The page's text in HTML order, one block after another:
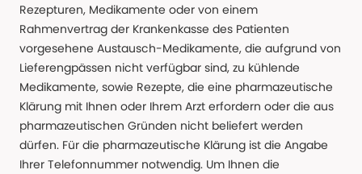
Rezepturen, Medikamente oder von einem
Rahmenvertrag der Krankenkasse des Patienten
vorgesehene Austausch-Medikamente, die aufgrund von
Lieferengpässen nicht verfügbar sind, zu kühlende
Medikamente, sowie Rezepte, die eine pharmazeutische
Klärung mit Ihnen oder Ihrem Arzt erfordern oder die aus
pharmazeutischen Gründen nicht beliefert werden
dürfen. Für die pharmazeutische Klärung ist die Angabe
Ihrer Telefonnummer notwendig. Um Ihnen die